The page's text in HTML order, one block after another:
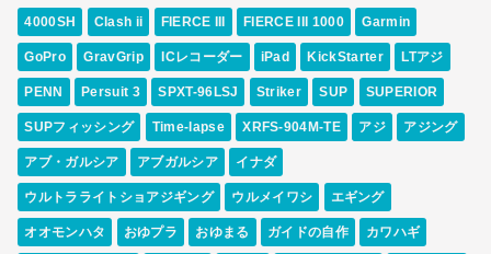
4000SH Clash ii FIERCE III FIERCE III 1000 Garmin
GoPro GravGrip ICレコーダー iPad KickStarter LTアジ
PENN Persuit 3 SPXT-96LSJ Striker SUP SUPERIOR
SUPフィッシング Time-lapse XRFS-904M-TE アジ アジング
アブ・ガルシア アブガルシア イナダ
ウルトラライトショアジギング ウルメイワシ エギング
オオモンハタ おゆプラ おゆまる ガイドの自作 カワハギ